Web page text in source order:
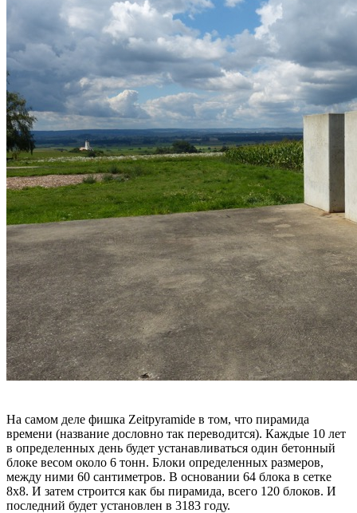
На самом деле фишка Zeitpyramide в том, что пирамида
времени (название дословно так переводится). Каждые 10 лет
в определенных день будет устанавливаться один бетонный
блоке весом около 6 тонн. Блоки определенных размеров,
между ними 60 сантиметров. В основании 64 блока в сетке
8х8. И затем строится как бы пирамида, всего 120 блоков. И
последний будет установлен в 3183 году.